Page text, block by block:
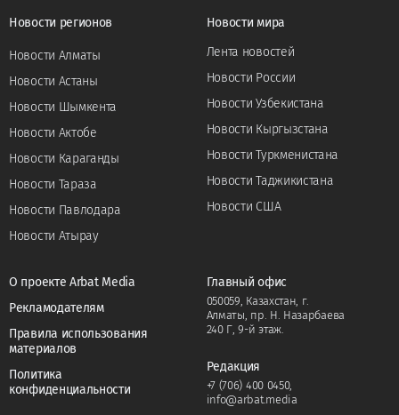
Новости регионов
Новости Алматы
Новости Астаны
Новости Шымкента
Новости Актобе
Новости Караганды
Новости Тараза
Новости Павлодара
Новости Атырау
Новости мира
Лента новостей
Новости России
Новости Узбекистана
Новости Кыргызстана
Новости Туркменистана
Новости Таджикистана
Новости США
О проекте Arbat Media
Рекламодателям
Правила использования
материалов
Политика
конфиденциальности
Главный офис
050059, Казахстан, г.
Алматы, пр. Н. Назарбаева
240 Г, 9-й этаж.
Редакция
+7 (706) 400 0450,
info@arbat.media